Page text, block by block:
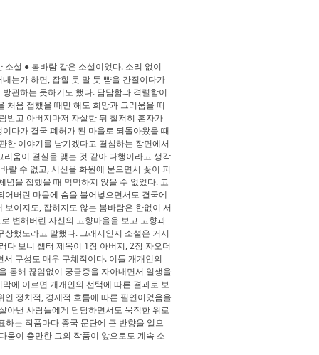
설 ● 봄바람 같은 소설이었다. 소리 없이
는가 하면, 잡힐 듯 말 듯 뺨을 간질이다가
관하는 듯하기도 했다. 담담함과 격렬함이
처음 접했을 때만 해도 희망과 그리움을 떠
받고 아버지마저 자살한 뒤 철저히 혼자가
다가 결국 폐허가 된 마을로 되돌아왔을 때
한 이야기를 남기겠다고 결심하는 장면에서
움이 결실을 맺는 것 같아 다행이라고 생각
랄 수 없고, 시신을 화원에 묻으면서 꽃이 피
념을 접했을 때 먹먹하지 않을 수 없었다. 고
버린 마을에 숨을 불어넣으면서도 결국에
이지도, 잡히지도 않는 봄바람은 한없이 서
변해버린 자신의 고향마을을 보고 고향과
했노라고 말했다. 그래서인지 소설은 거시
다 보니 챕터 제목이 1장 아버지, 2장 자오더
구성도 매우 구체적이다. 이들 개개인의
통해 끊임없이 궁금증을 자아내면서 일생을
에 이르면 개개인의 선택에 따른 결과로 보
정치적, 경제적 흐름에 따른 필연이었음을
아낸 사람들에게 담담하면서도 묵직한 위로
하는 작품마다 중국 문단에 큰 반향을 일으
움이 충만한 그의 작품이 앞으로도 계속 소